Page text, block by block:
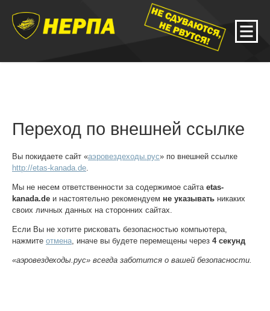
Переход по внешней ссылке
Вы покидаете сайт «аэровездеходы.рус» по внешней ссылке
http://etas-kanada.de
Мы не несем ответственности за содержимое сайта etas-
kanada.de и настоятельно рекомендуем не указывать никаких
своих личных данных на сторонних сайтах.
Если Вы не хотите рисковать безопасностью компьютера,
нажмите отмена , иначе вы будете перемещены через 4секунд
«аэровездеходы.рус» всегда заботится о вашей безопасности.